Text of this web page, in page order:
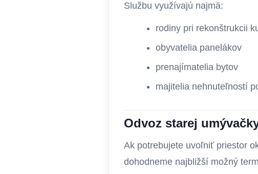
Službu využívajú najmä:
rodiny pri rekonštrukcii
obyvatelia panelákov
prenajímatelia bytov
majitelia nehnuteľností
Odvoz starej
Ak potrebujete uvoľniť priestor
dohodneme najbližší možný